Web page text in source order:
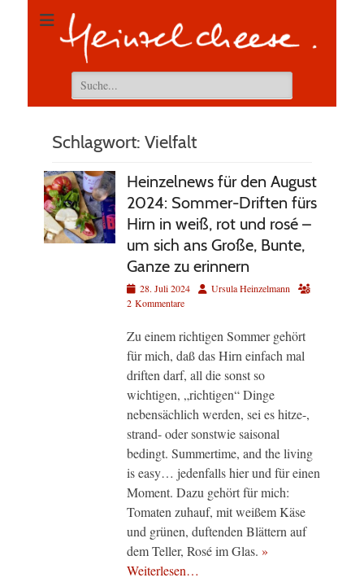
Suchen
nach:
Schlagwort: Vielfalt
Heinzelnews für den August
2024: Sommer-Driften fürs
Hirn in weiß, rot und rosé –
um sich ans Große, Bunte,
Ganze zu erinnern
Veröffentlicht
am
28. Juli 2024 AutorUrsula Heinzelmann
2 Kommentare
Zu einem richtigen Sommer gehört
für mich, daß das Hirn einfach mal
driften darf, all die sonst so
wichtigen, „richtigen“ Dinge
nebensächlich werden, sei es hitze-,
strand- oder sonstwie saisonal
bedingt. Summertime, and the living
is easy… jedenfalls hier und für einen
Moment. Dazu gehört für mich:
Tomaten zuhauf, mit weißem Käse
und grünen, duftenden Blättern auf
dem Teller, Rosé im Glas. »
Weiterlesen…